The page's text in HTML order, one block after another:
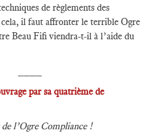
de règlements des
il faut affronter le terrible Ogre
Beau Fifi viendra-t-il à l’aide du
par sa quatrième de
l’Ogre Compliance !